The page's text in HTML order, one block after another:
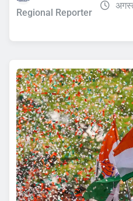
Regional Reporter